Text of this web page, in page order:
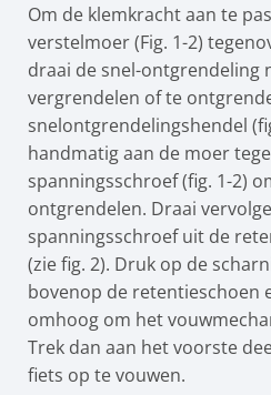
Om de klemkracht aan te
verstelmoer (Fig. 1-2)
draai de snel-ontgrendeling
vergrendelen of te
snelontgrendelingshendel
handmatig aan de moer
spanningsschroef (fig. 1-2)
ontgrendelen. Draai
spanningsschroef uit de
(zie fig. 2). Druk op de
bovenop de retentieschoen
omhoog om het
Trek dan aan het voorste
fiets op te vouwen.